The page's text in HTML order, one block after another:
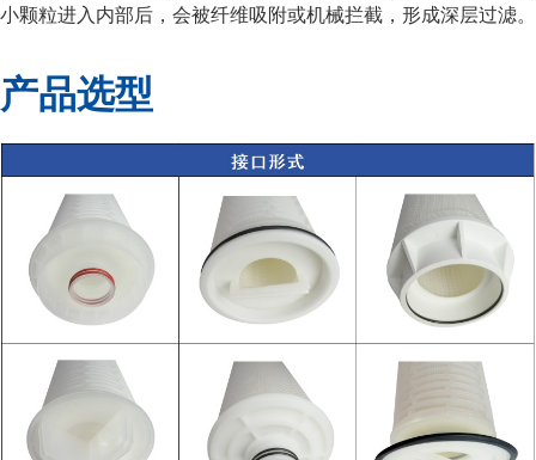
小颗粒进入内部后，会被纤维吸附或机械拦截，形成深层过滤。
产品选型